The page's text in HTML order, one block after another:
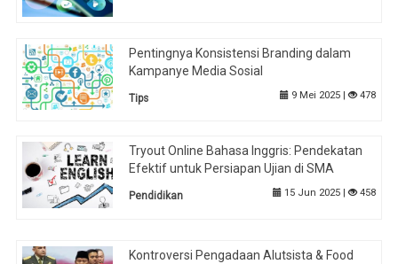
Pentingnya Konsistensi Branding dalam
Kampanye Media Sosial
Tips 9 Mei 2025 | 478
Tryout Online Bahasa Inggris: Pendekatan
Efektif untuk Persiapan Ujian di SMA
Pendidikan 15 Jun 2025 | 458
Kontroversi Pengadaan Alutsista & Food